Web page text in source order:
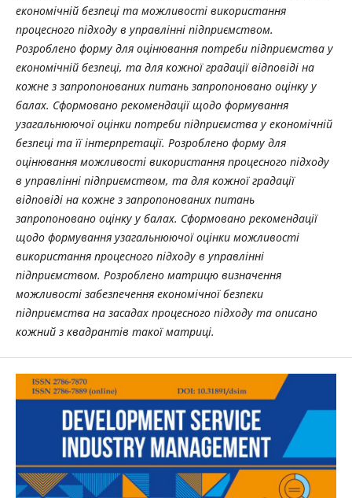
економічній безпеці та можливості використання
процесного підходу в управлінні підприємством.
Розроблено форму для оцінювання потреби підприємства у
економічній безпеці, та для кожної градації відповіді на
кожне з запропонованих питань запропоновано оцінку у
балах. Сформовано рекомендації щодо формування
узагальнюючої оцінки потреби підприємства у економічній
безпеці та її інтерпретації. Розроблено форму для
оцінювання можливості використання процесного підходу
в управлінні підприємством, та для кожної градації
відповіді на кожне з запропонованих питань
запропоновано оцінку у балах. Сформовано рекомендації
щодо формування узагальнюючої оцінки можливості
використання процесного підходу в управлінні
підприємством. Розроблено матрицю визначення
можливості забезпечення економічної безпеки
підприємства на засадах процесного підходу та описано
кожний з квадрантів такої матриці.